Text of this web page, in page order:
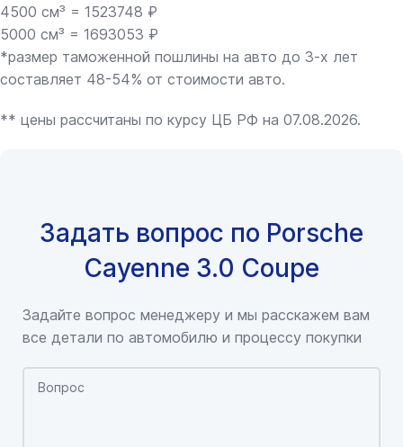
4500 см³ = 1523748 ₽
5000 см³ = 1693053 ₽
*размер таможенной пошлины на авто до 3-х лет
составляет 48-54% от стоимости авто.
** цены рассчитаны по курсу ЦБ РФ на 07.08.2026.
Задать вопрос по Porsche
Cayenne 3.0 Coupe
Задайте вопрос менеджеру и мы расскажем вам
все детали по автомобилю и процессу покупки